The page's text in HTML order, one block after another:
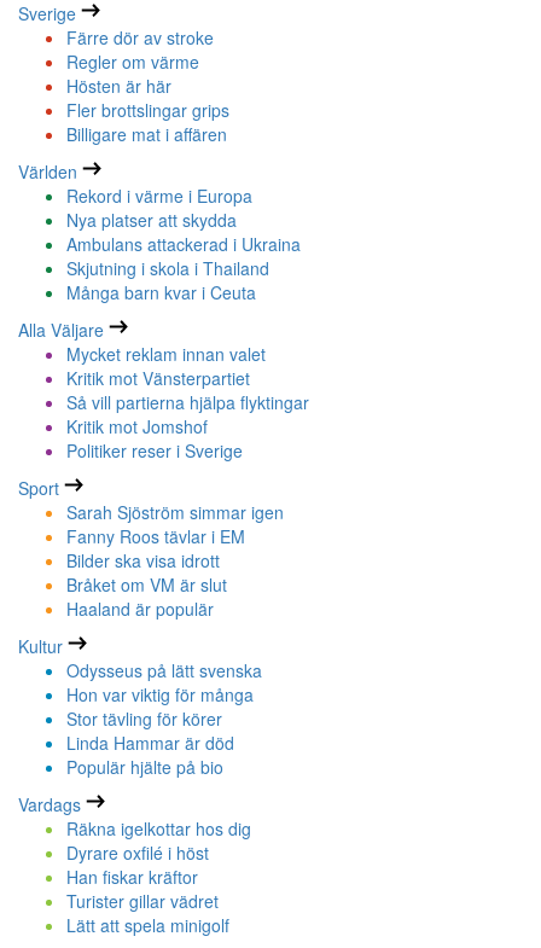
Sverige
Färre dör av stroke
Regler om värme
Hösten är här
Fler brottslingar grips
Billigare mat i affären
Världen
Rekord i värme i Europa
Nya platser att skydda
Ambulans attackerad i Ukraina
Skjutning i skola i Thailand
Många barn kvar i Ceuta
Alla Väljare
Mycket reklam innan valet
Kritik mot Vänsterpartiet
Så vill partierna hjälpa flyktingar
Kritik mot Jomshof
Politiker reser i Sverige
Sport
Sarah Sjöström simmar igen
Fanny Roos tävlar i EM
Bilder ska visa idrott
Bråket om VM är slut
Haaland är populär
Kultur
Odysseus på lätt svenska
Hon var viktig för många
Stor tävling för körer
Linda Hammar är död
Populär hjälte på bio
Vardags
Räkna igelkottar hos dig
Dyrare oxfilé i höst
Han fiskar kräftor
Turister gillar vädret
Lätt att spela minigolf